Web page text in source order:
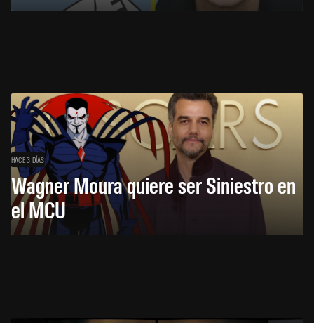
HACE 3 DÍAS
Wagner Moura quiere ser Siniestro en
el MCU